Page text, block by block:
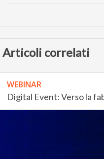
Articoli correlati
WEBINAR
Digital Event: Verso la